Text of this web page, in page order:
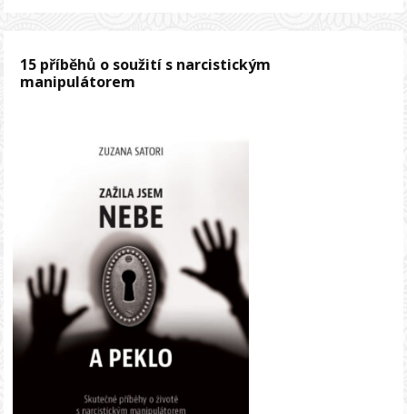
15 příběhů o soužití s narcistickým
manipulátorem